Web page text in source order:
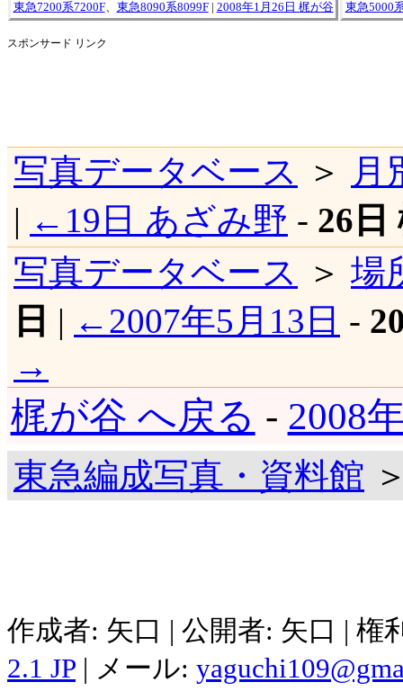
東急7200系7200F、 東急8090系8099F| 2008年1月26日 梶が谷 東急5000
スポンサード リンク
写真データベース ＞
月
| ←19日 あざみ野 - 26日
写真データベース
＞ 場
日 | ←2007年5月13日 -
→
梶が谷 へ戻る - 2008
東急編成写真・資料館
作成者: 矢口 | 公開者: 矢口 |
2.1 JP | メール: